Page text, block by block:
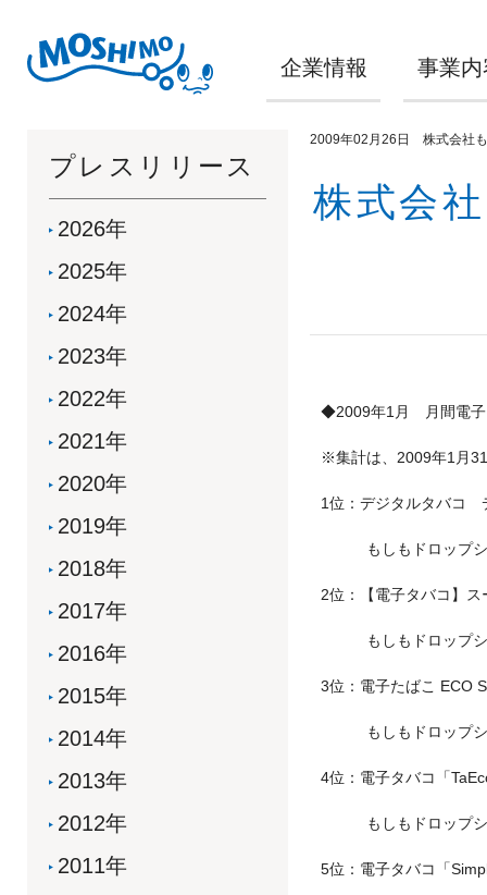
企業情報 事業内
株式会
2009年02月26日 株式会社
◆2009年1月 月間電子
※集計は、2009年1月
1位：デジタルタバコ
もしもドロップシ
2位：【電子タバコ】
もしもドロップシ
3位：電子たばこ ECO
もしもドロップシ
4位：電子タバコ「
もしもドロップシ
5位：電子タバコ「
プレスリリース
2026年
2025年
2024年
2023年
2022年
2021年
2020年
2019年
2018年
2017年
2016年
2015年
2014年
2013年
2012年
2011年